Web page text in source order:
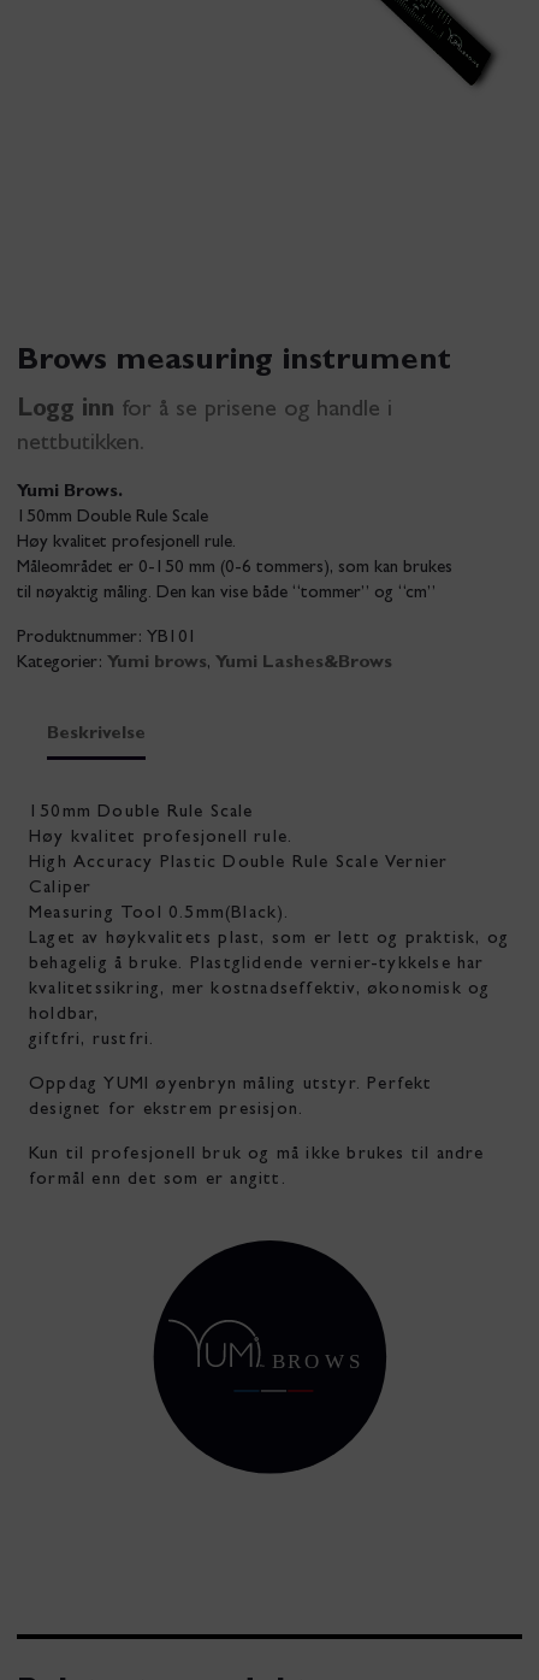
Brows measuring instrument
Logg inn for å se prisene og handle i
nettbutikken.
Yumi Brows.
150mm Double Rule Scale
Høy kvalitet profesjonell rule.
Måleområdet er 0-150 mm (0-6 tommers), som kan brukes
til nøyaktig måling. Den kan vise både “tommer” og “cm”
Produktnummer: YB101
Kategorier: Yumi brows, Yumi Lashes&Brows
Beskrivelse
150mm Double Rule Scale
Høy kvalitet profesjonell rule.
High Accuracy Plastic Double Rule Scale Vernier
Caliper
Measuring Tool 0.5mm(Black).
Laget av høykvalitets plast, som er lett og praktisk, og
behagelig å bruke. Plastglidende vernier-tykkelse har
kvalitetssikring, mer kostnadseffektiv, økonomisk og
holdbar,
giftfri, rustfri.
Oppdag YUMI øyenbryn måling utstyr. Perfekt
designet for ekstrem presisjon.
Kun til profesjonell bruk og må ikke brukes til andre
formål enn det som er angitt.